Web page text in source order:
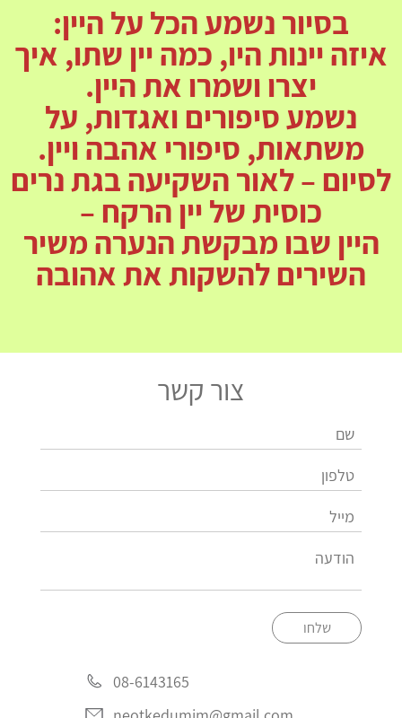
בסיור נשמע הכל על היין:
איזה יינות היו, כמה יין שתו, איך
יצרו ושמרו את היין.
נשמע סיפורים ואגדות, על
משתאות, סיפורי אהבה ויין.
לסיום – לאור השקיעה בגת נרים
כוסית של יין הרקח –
היין שבו מבקשת הנערה משיר
השירים להשקות את אהובה
צור קשר
שלחו
08-6143165